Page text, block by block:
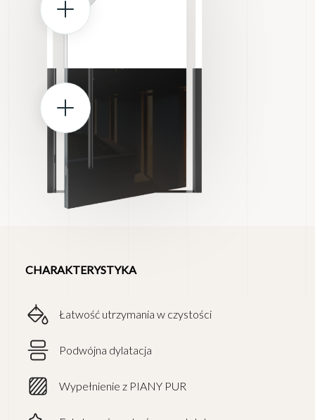
CHARAKTERYSTYKA
Łatwość utrzymania w czystości
Podwójna dylatacja
Wypełnienie z PIANY PUR